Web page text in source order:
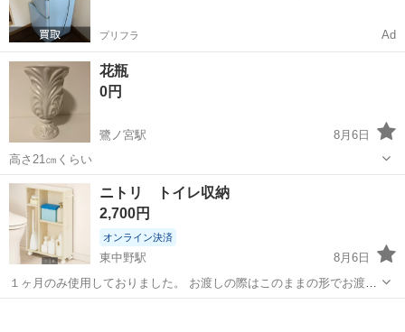
プリフラ Ad
花瓶
0円
鷺ノ宮駅
8月6日
高さ21㎝くらい
東京 中野区 鷺ノ宮駅 インテリア雑貨/小物
ニトリ トイレ収納
2,700円
オンライン決済
東中野駅
8月6日
１ヶ月のみ使用しておりました。 お渡しの際はこのままの形でお渡し
します。 引っ越しで早めにお渡ししたいのですが、14日以降で対応で